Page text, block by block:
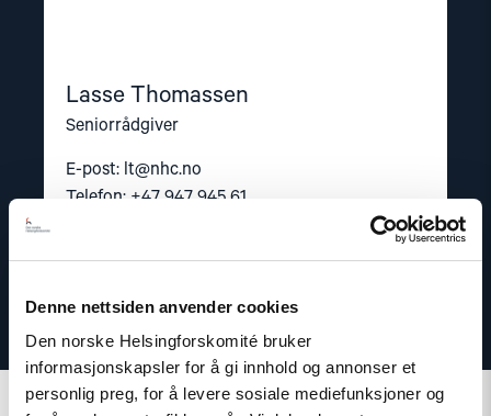
Denne nettsiden anvender cookies
Den norske Helsingforskomité bruker
informasjonskapsler for å gi innhold og annonser et
personlig preg, for å levere sosiale mediefunksjoner og
Lasse Thomassen
Seniorrådgiver
E-post: lt@nhc.no
Telefon: +47 947 945 61